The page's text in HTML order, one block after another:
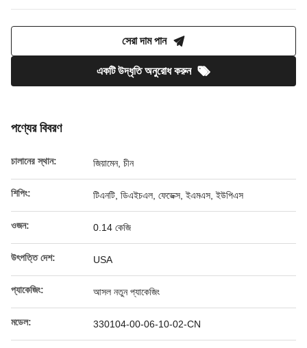
সেরা দাম পান
একটি উদ্ধৃতি অনুরোধ করুন
পণ্যের বিবরণ
চালানের স্থান: জিয়ামেন, চীন
শিপিং: টিএনটি, ডিএইচএল, ফেডেক্স, ইএমএস, ইউপিএস
ওজন: 0.14 কেজি
উৎপত্তি দেশ: USA
প্যাকেজিং: আসল নতুন প্যাকেজিং
মডেল: 330104-00-06-10-02-CN